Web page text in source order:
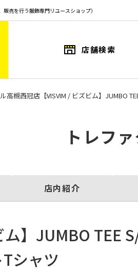
売を行う服飾専門リユースショップ）
店舗検索
高槻西冠店 【VISVIM / ビズビム】JUMBO
トレフ
店内紹介
ム】JUMBO TEE
シャツ